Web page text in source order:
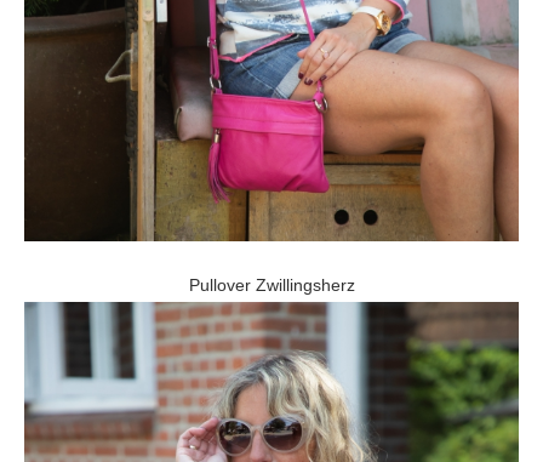
Pullover Zwillingsherz